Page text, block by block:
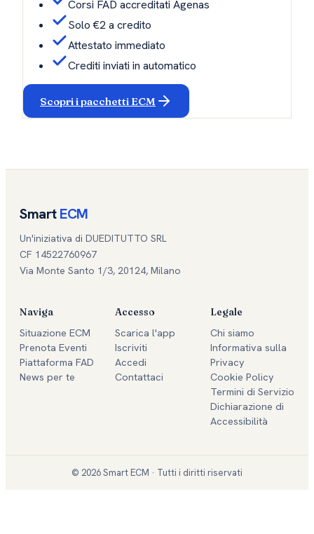
Corsi FAD accreditati Agenas
Solo €2 a credito
Attestato immediato
Crediti inviati in automatico
Scopri i pacchetti ECM
SmartECM
Un'iniziativa di DUEDITUTTO SRL
CF 14522760967
Via Monte Santo 1/3, 20124, Milano
Naviga
Situazione ECM
Prenota Eventi
Piattaforma FAD
News per te
Accesso
Scarica l'app
Iscriviti
Accedi
Contattaci
Legale
Chi siamo
Informativa sulla
Privacy
Cookie Policy
Termini di Servizio
Dichiarazione di
Accessibilità
© 2026Smart ECM · Tutti i diritti riservati